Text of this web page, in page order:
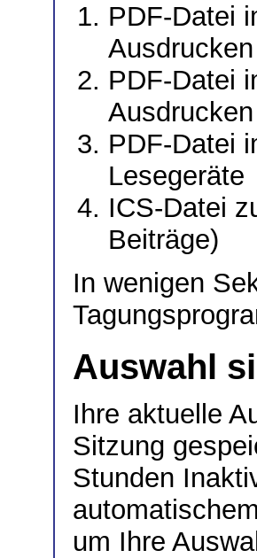
PDF-Datei
Ausdrucken
PDF-Datei
Ausdrucken
PDF-Datei
Lesegeräte
ICS-Datei
Beiträge)
In wenigen
Auswahl
Ihre aktuelle
Sitzung
Stunden
um Ihre